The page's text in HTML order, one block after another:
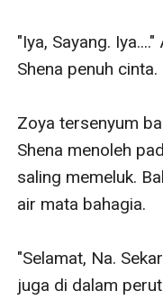
"Iya, Sayang.
Shena penuh cinta.
Zoya tersenyum
Shena menoleh
saling memeluk.
air mata bahagia.
"Selamat, Na.
juga di dalam